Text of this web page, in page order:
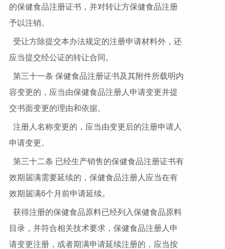
的保健食品注册证书，并对转让方保健食品注册
予以注销。
受让方除提交本办法规定的注册申请材料外，还
应当提交经公证的转让合同。
第三十一条 保健食品注册证书及其附件所载明内
容变更的，应当由保健食品注册人申请变更并提
交书面变更的理由和依据。
注册人名称变更的，应当由变更后的注册申请人
申请变更。
第三十二条 已经生产销售的保健食品注册证书有
效期届满需要延续的，保健食品注册人应当在有
效期届满6个月前申请延续。
获得注册的保健食品原料已经列入保健食品原料
目录，并符合相关技术要求，保健食品注册人申
请变更注册，或者期满申请延续注册的，应当按